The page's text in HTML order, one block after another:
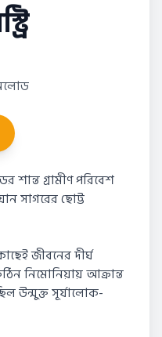
শান্ত গ্রামীণ পরিবেশ
সাগরের ছোট্ট
জীবনের দীর্ঘ
নিমোনিয়ায় আক্রান্ত
উন্মুক্ত সূর্যালোক-